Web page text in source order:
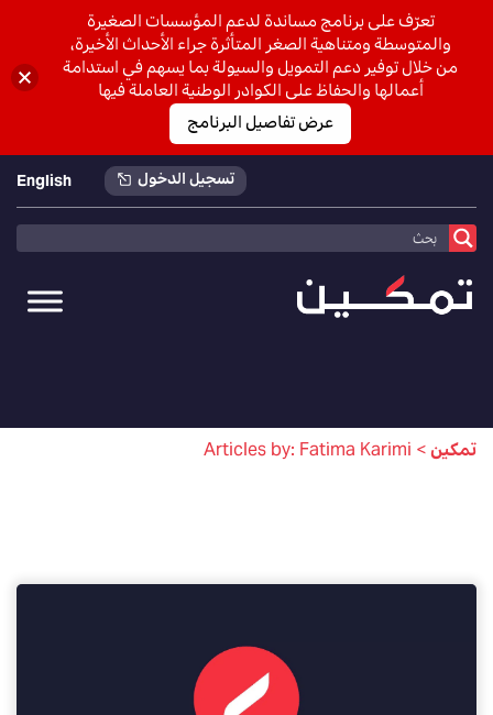
تسجيل الدخول English
تمكين>
Articles by: Fatima Karimi
تعرّف على برنامج مساندة لدعم المؤسسات الصغيرة
والمتوسطة ومتناهية الصغر المتأثرة جراء الأحداث الأخيرة،
من خلال توفير دعم التمويل والسيولة بما يسهم في استدامة
أعمالها والحفاظ على الكوادر الوطنية العاملة فيها
عرض تفاصيل البرنامج